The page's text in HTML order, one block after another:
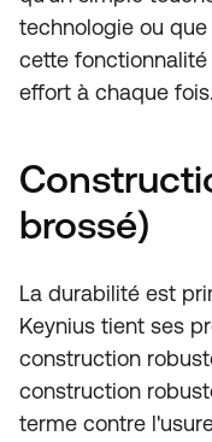
technologie ou
cette
effort à chaque fois.
brossé)
La durabilité est
Keynius tient ses
construction
construction
terme contre